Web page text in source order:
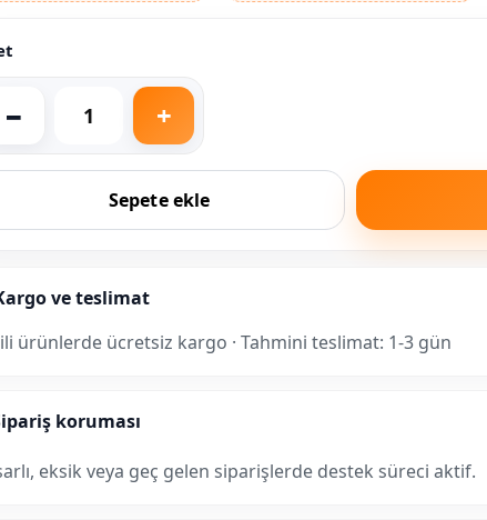
Sepete ekle
ve teslimat
ürünlerde ücretsiz kargo · Tahmini teslimat: 1-3 gün
koruması
eksik veya geç gelen siparişlerde destek süreci aktif.